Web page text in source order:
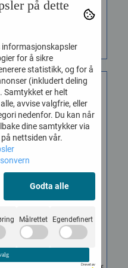
-87%
Piano, ...
Vare nr. VanHalen
på dette
informasjonskapsler
for å sikre
statistikk, og for å
(inkludert deling
Samtykket er helt
avvise valgfrie, eller
nedenfor. Du kan når
dine samtykker via
nettsiden vår.
Godta alle
Målrettet Egendefinert
Drevet av